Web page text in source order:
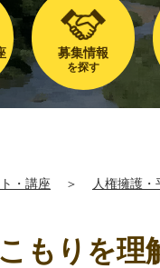
募集情報
を探す
・講座 ＞ 人権擁護・
もりを